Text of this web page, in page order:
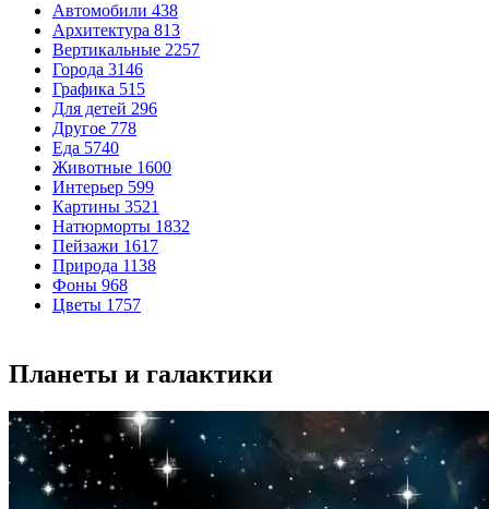
Автомобили 438
Архитектура 813
Вертикальные 2257
Города 3146
Графика 515
Для детей 296
Другое 778
Еда 5740
Животные 1600
Интерьер 599
Картины 3521
Натюрморты 1832
Пейзажи 1617
Природа 1138
Фоны 968
Цветы 1757
Планеты и галактики